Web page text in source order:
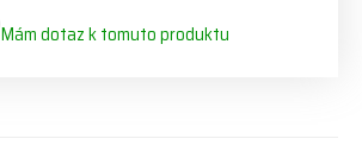
Mám dotaz k tomuto produktu